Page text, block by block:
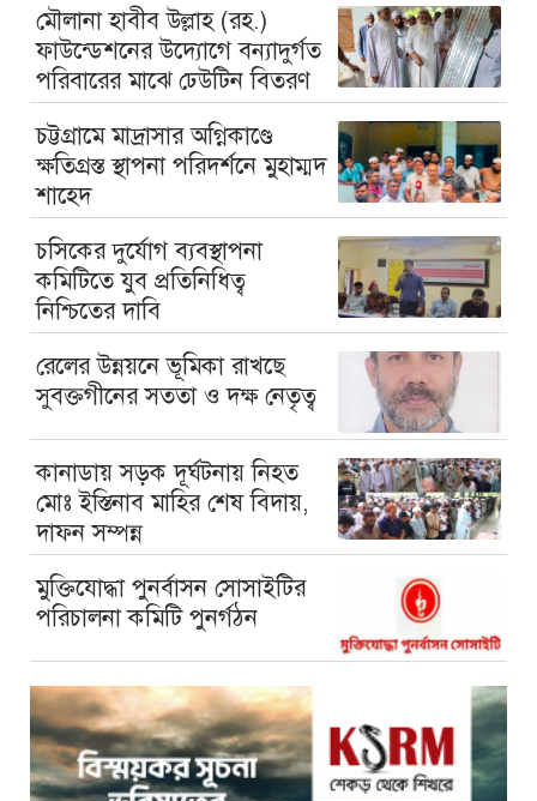
মৌলানা হাবীব উল্লাহ (রহ.)
ফাউন্ডেশনের উদ্যোগে বন্যাদুর্গত
পরিবারের মাঝে ঢেউটিন বিতরণ
চট্টগ্রামে মাদ্রাসার অগ্নিকাণ্ডে
ক্ষতিগ্রস্ত স্থাপনা পরিদর্শনে মুহাম্মদ
শাহেদ
চসিকের দুর্যোগ ব্যবস্থাপনা
কমিটিতে যুব প্রতিনিধিত্ব
নিশ্চিতের দাবি
রেলের উন্নয়নে ভূমিকা রাখছে
সুবক্তগীনের সততা ও দক্ষ নেতৃত্ব
কানাডায় সড়ক দূর্ঘটনায় নিহত
মোঃ ইস্তিনাব মাহির শেষ বিদায়,
দাফন সম্পন্ন
মুক্তিযোদ্ধা পুনর্বাসন সোসাইটির
পরিচালনা কমিটি পুনর্গঠন